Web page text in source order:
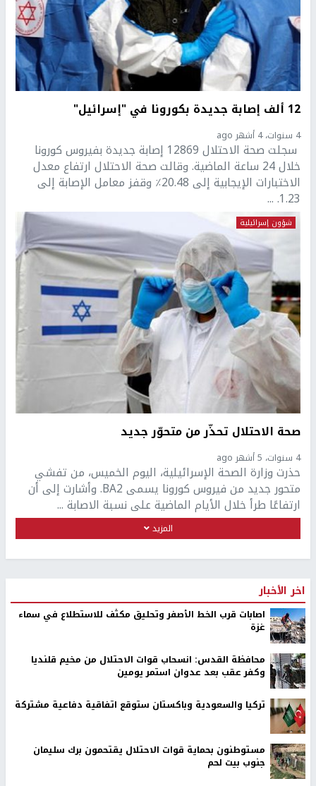
12 ألف إصابة جديدة بكورونا في "إسرائيل"
4 سنوات، 4 أشهر ago
سجلت صحة الاحتلال 12869 إصابة جديدة بفيروس كورونا
خلال 24 ساعة الماضية. وقالت صحة الاحتلال ارتفاع معدل
الاختبارات الإيجابية إلى 20.48٪ وقفز معامل الإصابة إلى
1.23. ...
شؤون إسرائيلية
صحة الاحتلال تحذّر من متحوّر جديد
4 سنوات، 5 أشهر ago
حذرت وزارة الصحة الإسرائيلية، اليوم الخميس، من تفشي
متحور جديد من فيروس كورونا يسمى BA2. وأشارت إلى أن
ارتفاعًا طرأ خلال الأيام الماضية على نسبة الاصابة ...
المزيد
اخر الأخبار
اصابات قرب الخط الأصفر وتحليق مكثف للاستطلاع في سماء
غزة
محافظة القدس: انسحاب قوات الاحتلال من مخيم قلنديا
وكفر عقب بعد عدوان استمر يومين
تركيا والسعودية وباكستان ستوقع اتفاقية دفاعية مشتركة
مستوطنون بحماية قوات الاحتلال يقتحمون برك سليمان
جنوب بيت لحم